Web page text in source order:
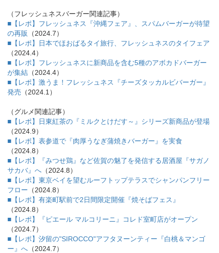
（フレッシュネスバーガー関連記事）
■【レポ】フレッシュネス『沖縄フェア』、スパムバーガーが待望
の再販
（2024.7）
■【レポ】日本でほおばるタイ旅行、フレッシュネスのタイフェア
（2024.4）
■【レポ】フレッシュネスに新商品を含む5種のアボカドバーガー
が集結 （2024.4）
■【レポ】激うま！フレッシュネス『チーズタッカルビバーガー』
発売 （2024.1）
（グルメ関連記事）
■【レポ】日東紅茶の『ミルクとけだす～』シリーズ新商品が登場
（2024.9）
■【レポ】表参道で『肉厚うなぎ蒲焼きバーガー』を実食
（2024.8）
■【レポ】『みつせ鶏』など佐賀の魅了を発信する居酒屋『サガノ
サカバ』へ （2024.8）
■【レポ】東京ベイを望むルーフトップテラスでシャンパンフリー
フロー （2024.8）
■【レポ】有楽町駅前で2日間限定開催『焼そばフェス』
（2024.8）
■【レポ】『ピエール マルコリーニ』コレド室町店がオープン
（2024.7）
■【レポ】汐留の"SIROCCO"アフタヌーンティー『白桃＆マンゴ
ー』へ （2024.7）